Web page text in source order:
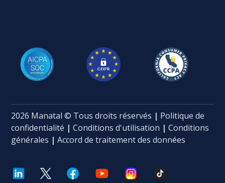
2026 Manatal © Tous droits réservés | Politique de
confidentialité |Conditions d'utilisation | Conditions
générales | Accord de traitement des données